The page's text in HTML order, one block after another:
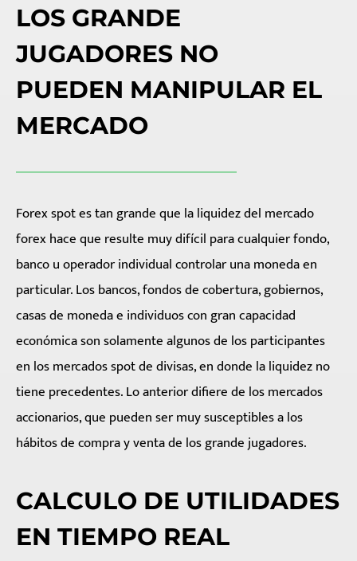
LOS GRANDE
JUGADORES NO
PUEDEN MANIPULAR EL
MERCADO
Forex spot es tan grande que la liquidez del mercado
forex hace que resulte muy difícil para cualquier fondo,
banco u operador individual controlar una moneda en
particular. Los bancos, fondos de cobertura, gobiernos,
casas de moneda e individuos con gran capacidad
económica son solamente algunos de los participantes
en los mercados spot de divisas, en donde la liquidez no
tiene precedentes. Lo anterior difiere de los mercados
accionarios, que pueden ser muy susceptibles a los
hábitos de compra y venta de los grande jugadores.
CALCULO DE UTILIDADES
EN TIEMPO REAL